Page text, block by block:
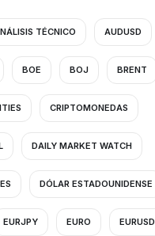
TÉCNICO AUDUSD
BOE BOJ BRENT
CRIPTOMONEDAS
DAILY MARKET WATCH
DÓLAR ESTADOUNIDENSE
EURJPY EURO EURUSD